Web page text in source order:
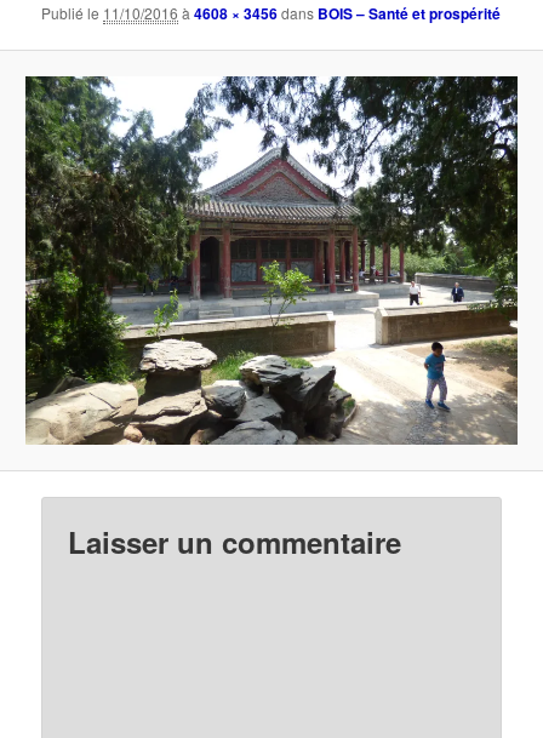
Publié le 11/10/2016 à4608 × 3456dans BOIS – Santé et prospérité
Laisser un commentaire